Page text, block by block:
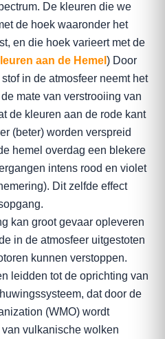
De kleuren die we
de hoek waaronder het
en die hoek varieert met de
aan de Hemel ) Door
in de atmosfeer neemt het
mate van verstrooiing van
de kleuren aan de rode kant
(beter) worden verspreid
hemel overdag een blekere
intens rood en violet
Dit zelfde effect
kan groot gevaar opleveren
in de atmosfeer uitgestoten
kunnen verstoppen.
leidden tot de oprichting van
dat door de
(WMO) wordt
vulkanische wolken